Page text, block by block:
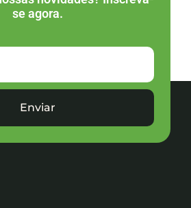
se agora.
Enviar